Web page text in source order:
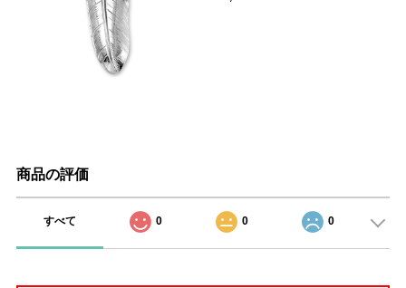
商品の評価
すべて 0 0 0